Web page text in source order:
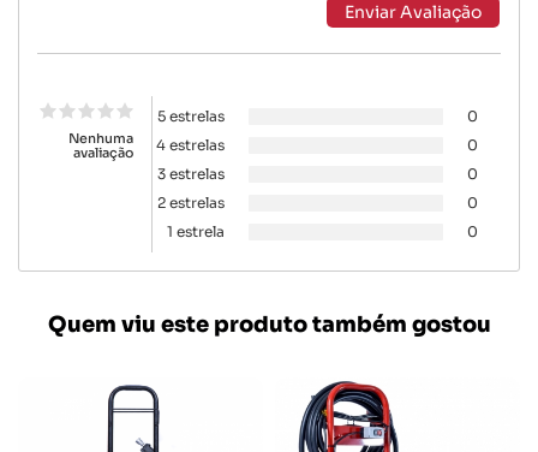
Nenhuma
avaliação
5 estrelas
0
4 estrelas
0
3 estrelas
0
2 estrelas
0
1 estrela
0
Quem viu este produto também gostou